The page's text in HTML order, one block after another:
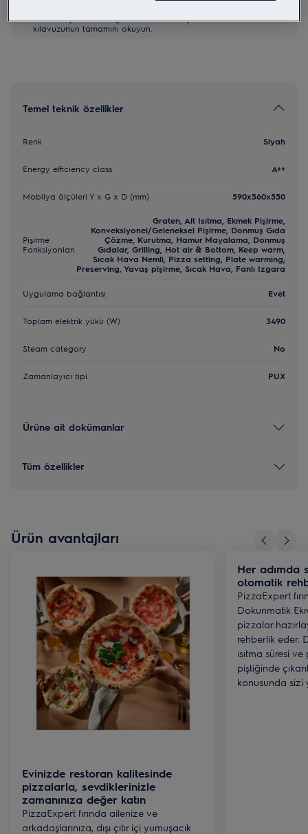
listelenmiştir. Ürünün güvenli kullanımı için kullanım
kılavuzunun tamamını okuyun.
Temel teknik özellikler
Renk Siyah
Energy efficiency class A++
Mobilya ölçüleri Y x G x D (mm) 590x560x550
Pişirme
Fonksiyonları
Graten, Alt Isıtma, Ekmek Pişirme,
Konveksiyonel/Geleneksel Pişirme, Donmuş Gıda
Çözme, Kurutma, Hamur Mayalama, Donmuş
Gıdalar, Grilling, Hot air & Bottom, Keep warm,
Sıcak Hava Nemli, Pizza setting, Plate warming,
Preserving, Yavaş pişirme, Sıcak Hava, Fanlı Izgara
Uygulama bağlantısı Evet
Toplam elektrik yükü (W) 3490
Steam category No
Zamanlayıcı tipi PUX
Ürüne ait dokümanlar
Tüm özellikler
Ürün avantajları
Evinizde restoran kalitesinde
pizzalarla, sevdiklerinizle
zamanınıza değer katın
PizzaExpert fırında ailenize ve
arkadaşlarınıza, dışı çıtır içi yumuşacık
Her adımda
otomatik
PizzaExpert
Dokunmatik
pizzalar
rehberlik eder.
ısıtma süresi
piştiğinde
konusunda sizi